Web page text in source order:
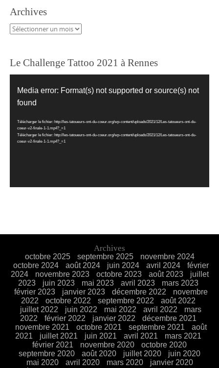
Archives
Archives
Le Challenge Tattoo 2021 à Rennes
vidéo
Media error: Format(s) not supported or source(s) not
found
Télécharger le fichier: http://les-tatoueurs-ont-du-coeur.org/wp-content/uploads/2021/12/Les-tatoueurs-ont-du-
coeur-v2-finale-1-1.mp4?_=1
Télécharger le fichier: http://les-tatoueurs-ont-du-coeur.org/wp-content/uploads/2021/12/Les-tatoueurs-ont-du-
coeur-v2-finale-1-1.mp4?_=1
Archives
octobre 2025 septembre 2025
novembre 2024
octobre 2024
août 2024 juin 2024 avril 2024
février
2024
novembre 2023 octobre 2023 août 2023
juillet
2023
juin 2023 mai 2023 avril 2023
mars 2023
février 2023
janvier 2023 décembre 2022
novembre
2022
octobre 2022 septembre 2022
août 2022
juillet 2022
juin 2022 mai 2022 avril 2022
mars
2022
février 2022 janvier 2022
décembre 2021
novembre 2021
octobre 2021 septembre 2021
août
2021
juillet 2021 juin 2021 avril 2021
mars 2021
février 2021
novembre 2020
octobre 2020
septembre 2020
août 2020 juillet 2020
juin 2020
mai 2020
avril 2020 mars 2020
janvier 2020